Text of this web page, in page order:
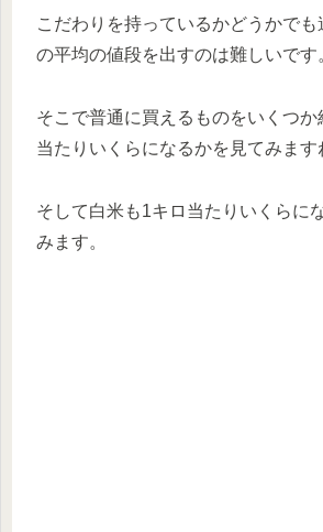
こだわりを持っているかどうかで
の平均の値段を出すのは難しいです
そこで普通に買えるものをいくつか
当たりいくらになるかを見てみます
そして白米も1キロ当たりいくらに
みます。